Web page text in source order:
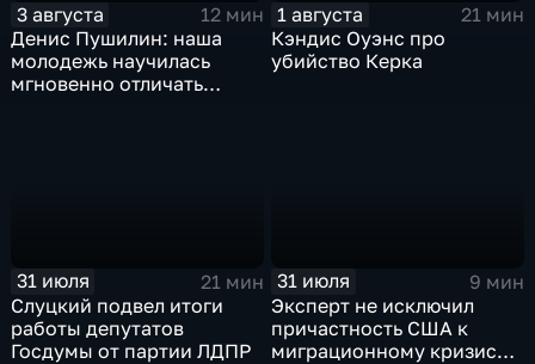
3 августа
12 мин
Денис Пушилин: наша
молодежь научилась
мгновенно отличать
1 августа
21 мин
Кэндис Оуэнс про
убийство Керка
31 июля
21 мин
Слуцкий подвел итоги
работы депутатов
Госдумы от партии ЛДПР
31 июля
9 мин
Эксперт не исключил
причастность США к
миграционному кризису в